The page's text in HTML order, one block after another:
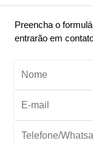
Preencha o
entrarão em